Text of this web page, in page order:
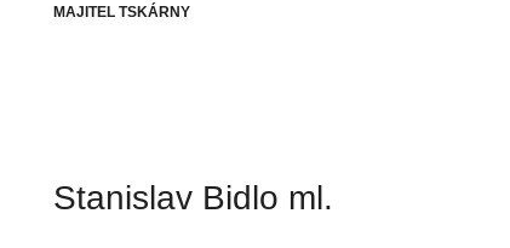
MAJITEL TSKÁRNY
Stanislav Bidlo ml.